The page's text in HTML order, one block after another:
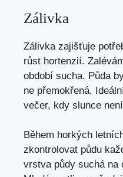
Zálivka
Zálivka zajišťuje
růst hortenzií.
období sucha. Půda
ne přemokřená.
večer, kdy slunce
Během horkých
zkontrolovat půdu
vrstva půdy suchá na